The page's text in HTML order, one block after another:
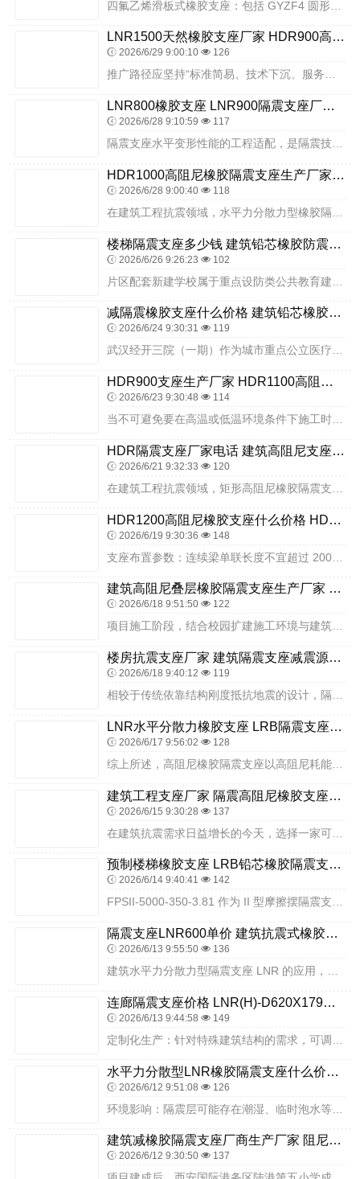
LNR1500天然橡胶支座厂家 HDR900高阻尼橡胶隔震支座厂家电话 防震橡胶支座价格
2026/6/29 9:00:10 126
推广路径应坚持“标准简易、技术下沉、服务到位、普惠安全”的方向。制定适合村镇低层建筑的简易隔震图集与施工指南，通俗易懂、便于落地；加强技术培训与现场指导，帮助本...
LNR800橡胶支座 LNR900隔震支座厂家 LRB1000铅芯隔震支座厂家电话
2026/6/28 9:10:59 117
HDR1000高阻尼橡胶隔震支座生产厂家 建筑摩擦摆式隔震支座 LNR橡胶隔震支座600生产厂家
2026/6/28 9:00:40 118
楼梯隔震支座多少钱 建筑铅芯橡胶防震支座定制生产厂家 建筑减震橡胶支座什么价格
2026/6/26 9:26:23 102
减隔震橡胶支座什么价格 建筑铅芯橡胶防震支座定制厂家 建筑减隔震支座厂商
2026/6/24 9:30:31 119
武汉经开三院（一期）作为城市重点公立医疗民生项目，全部医疗单体建筑统一选用衡水双林橡胶制品有限公司隔震支座落地标准化基础隔震方案，严格遵循区域医疗建筑抗震隔震相...
HDR900支座生产厂家 HDR1100高阻尼橡胶隔震支座源头工厂 住宅隔震支座
2026/6/23 9:30:48 114
HDR隔震支座厂家电话 建筑高阻尼支座什么价格 隔震高阻尼橡胶支座厂家
2026/6/21 9:32:33 120
HDR1200高阻尼橡胶支座什么价格 HDR抗震支座 隔震支座LRB500源头工厂
2026/6/19 9:30:36 148
建筑高阻尼叠层橡胶隔震支座生产厂家 HDR500高阻尼橡胶支座多少钱 LNR1300橡胶隔震支座厂家
2026/6/18 9:51:50 122
项目施工阶段，结合校园扩建施工环境与建筑特点，做好隔震支座安装质量控制。施工前，对基础顶面进行精准找平、清洁与放线，确保支座安装基面平整、位置准确；支座吊装就位...
楼房抗震支座厂家 建筑隔震支座减震源头工厂 LRB1000隔震支座什么价格
2026/6/18 9:40:12 119
LNR水平分散力橡胶支座 LRB隔震支座1500 减振隔震支座源头工厂
2026/6/17 9:56:02 128
建筑工程支座厂家 隔震高阻尼橡胶支座生产厂家 LNR1000天然橡胶隔震支座厂家电话
2026/6/15 9:30:28 137
预制楼梯橡胶支座 LRB铅芯橡胶隔震支座生产厂家 HDR橡胶支座什么价格
2026/6/14 9:40:41 142
FPSII-5000-350-3.81 作为 II 型摩擦摆隔震支座，采用双主滑动摩擦面设计，地震时通过摆式运动消耗地震能量，同时依靠自身结构实现震后复位，残余...
隔震支座LNR600单价 建筑抗震式橡胶隔震支座源头工厂 铅芯支座多少钱
2026/6/13 9:55:50 136
连廊隔震支座价格 LNR(H)-D620X179橡胶隔震支座厂家 铅芯隔震支座LRB源头工厂
2026/6/13 9:44:58 149
水平力分散型LNR橡胶隔震支座什么价格 建筑摩擦隔震支座生产厂家一套厂家 隔震建筑的隔震支座生产厂家
2026/6/12 9:51:08 126
建筑减橡胶隔震支座厂商生产厂家 阻尼隔震橡胶支座生产厂家 建筑铅芯橡胶抗震支座
2026/6/12 9:30:50 137